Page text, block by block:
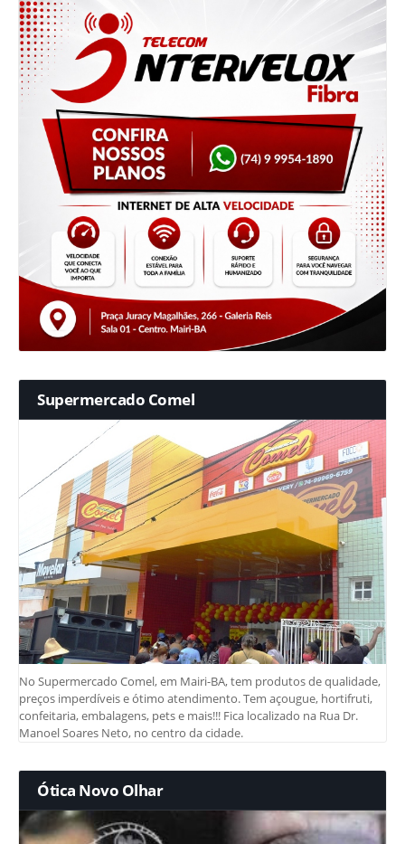
Supermercado Comel
No Supermercado Comel, em Mairi-BA, tem produtos de qualidade,
preços imperdíveis e ótimo atendimento. Tem açougue, hortifruti,
confeitaria, embalagens, pets e mais!!! Fica localizado na Rua Dr.
Manoel Soares Neto, no centro da cidade.
Ótica Novo Olhar